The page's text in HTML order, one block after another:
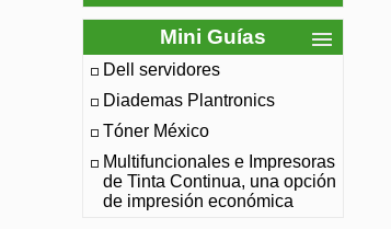
Mini Guías
Dell servidores
Diademas Plantronics
Tóner México
Multifuncionales e Impresoras
de Tinta Continua, una opción
de impresión económica